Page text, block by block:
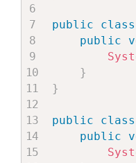
public class
public
}
}
public class
public